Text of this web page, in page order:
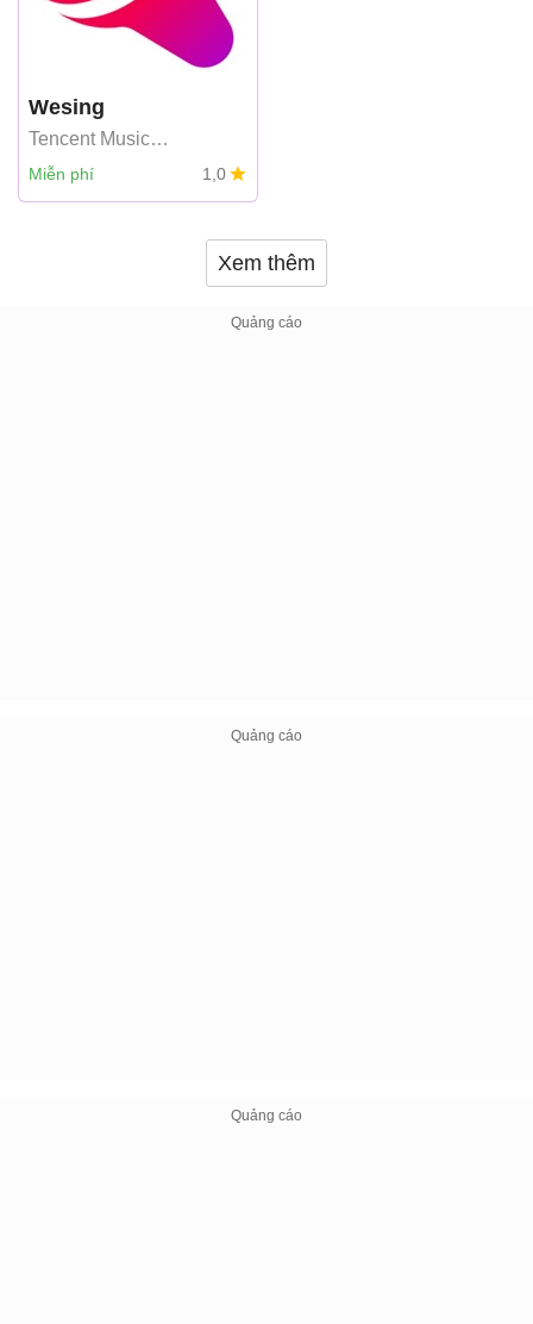
Wesing
Tencent Music
Entertainment Hong
Kong Limited
Miễn phí 1,0
Xem thêm